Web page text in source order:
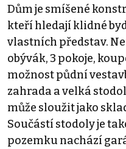
Dům je smíšené
kteří hledají klidné
vlastních představ.
obývák, 3 pokoje,
možnost půdní
zahrada a velká
může sloužit jako
Součástí stodoly je
pozemku nachází